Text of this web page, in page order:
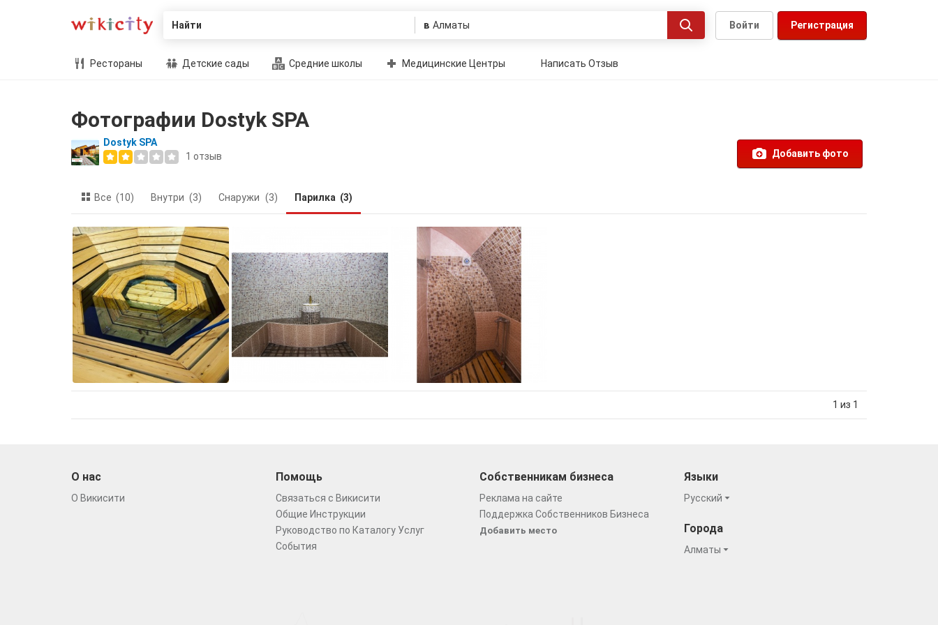
Найти в Регистрация
Войти
Рестораны Детские сады Средние школы Медицинские Центры Написать Отзыв
Фотографии Dostyk SPA
Dostyk SPA
1 отзыв Добавить фото
Все (10) Внутри (3) Снаружи (3) Парилка (3)
1 из 1
О нас
О Викисити
Помощь
Связаться с Викисити
Общие Инструкции
Руководство по Каталогу Услуг
События
Собственникам бизнеса
Реклама на сайте
Поддержка Собственников Бизнеса
Добавить место
Языки
Русский
Города
Алматы